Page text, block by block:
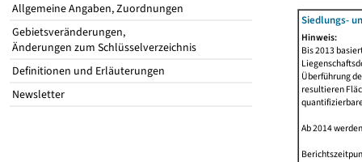
Allgemeine Angaben, Zuordnungen
Gebietsveränderungen,
Änderungen zum Schlüsselverzeichnis
Definitionen und Erläuterungen
Newsletter
Siedlungs-
Hinweis:
Bis 2013
Überführung
resultieren
Ab 2014